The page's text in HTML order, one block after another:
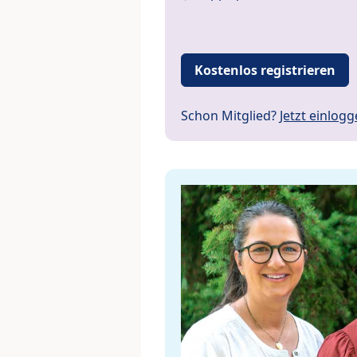
Kostenlos registrieren
Schon Mitglied? Jetzt